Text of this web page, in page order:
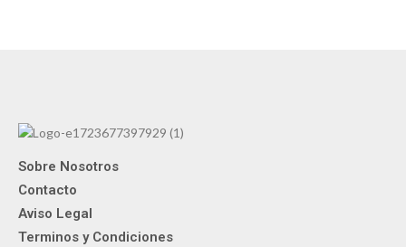
Sobre Nosotros
Contacto
Aviso Legal
Terminos y Condiciones